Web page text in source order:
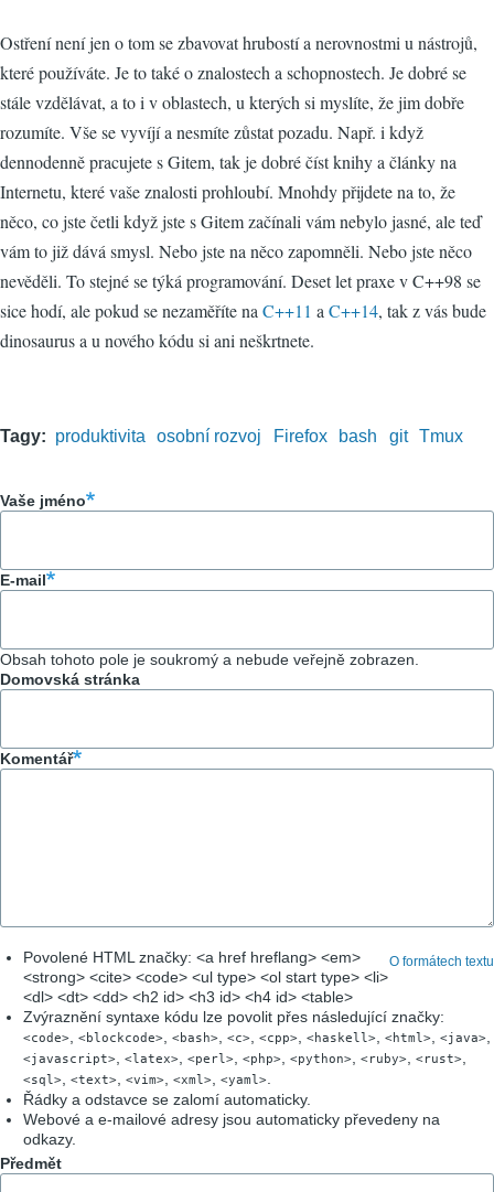
Ostření není jen o tom se zbavovat hrubostí a nerovnostmi u nástrojů,
které používáte. Je to také o znalostech a schopnostech. Je dobré se
stále vzdělávat, a to i v oblastech, u kterých si myslíte, že jim dobře
rozumíte. Vše se vyvíjí a nesmíte zůstat pozadu. Např. i když
dennodenně pracujete s Gitem, tak je dobré číst knihy a články na
Internetu, které vaše znalosti prohloubí. Mnohdy přijdete na to, že
něco, co jste četli když jste s Gitem začínali vám nebylo jasné, ale teď
vám to již dává smysl. Nebo jste na něco zapomněli. Nebo jste něco
nevěděli. To stejné se týká programování. Deset let praxe v C++98 se
sice hodí, ale pokud se nezaměříte na C++11 a C++14, tak z vás bude
dinosaurus a u nového kódu si ani neškrtnete.
Tagy produktivita osobní rozvoj Firefox bash git Tmux
Vaše jméno
E-mail
Obsah tohoto pole je soukromý a nebude veřejně zobrazen.
Domovská stránka
Komentář
O formátech textu
Povolené HTML značky: <a href hreflang> <em>
<strong> <cite> <code> <ul type> <ol start type> <li>
<dl> <dt> <dd> <h2 id> <h3 id> <h4 id> <table>
Zvýraznění syntaxe kódu lze povolit přes následující značky:
<code> <blockcode> <bash> <c> <cpp> <haskell> <html> <java>
<javascript> <latex> <perl> <php> <python> <ruby> <rust>
<sql> <text> <vim> <xml> <yaml>
Řádky a odstavce se zalomí automaticky.
Webové a e-mailové adresy jsou automaticky převedeny na
odkazy.
Předmět